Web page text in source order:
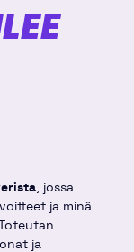
, jossa
ja minä
ja